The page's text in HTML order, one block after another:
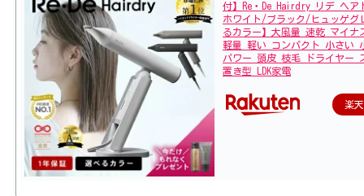
付】Re・De Hairdry リデ ヘア
ホワイト/ブラック/ヒュッゲグ
るカラー】大風量 速乾 マイナ
軽量 軽い コンパクト 小さい
パワー 頭皮 枝毛 ドライヤー
置き型 LDK家電
楽